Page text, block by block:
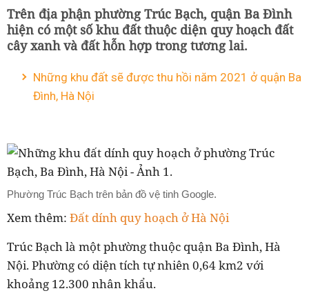
Trên địa phận phường Trúc Bạch, quận Ba Đình
hiện có một số khu đất thuộc diện quy hoạch đất
cây xanh và đất hỗn hợp trong tương lai.
Những khu đất sẽ được thu hồi năm 2021 ở quận Ba
Đình, Hà Nội
Phường Trúc Bạch trên bản đồ vệ tinh Google.
Xem thêm: Đất dính quy hoạch ở Hà Nội
Trúc Bạch là một phường thuộc quận Ba Đình, Hà
Nội. Phường có diện tích tự nhiên 0,64 km2 với
khoảng 12.300 nhân khẩu.